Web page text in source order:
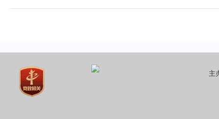
主